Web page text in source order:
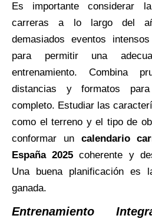
Es importante considerar
carreras a lo largo del
demasiados eventos
para permitir una
entrenamiento. Combina
distancias y formatos
completo. Estudiar las
como el terreno y el tipo de
conformar un calendario
España 2025 coherente y
Una buena planificación es
ganada.
Entrenamiento